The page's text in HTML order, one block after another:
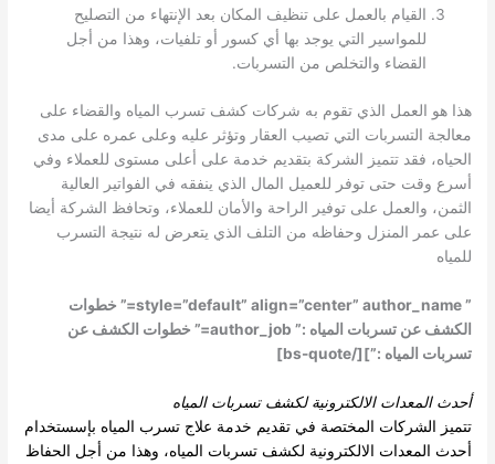
القيام بالعمل على تنظيف المكان بعد الإنتهاء من التصليح
للمواسير التي يوجد بها أي كسور أو تلفيات، وهذا من أجل
القضاء والتخلص من التسربات.
هذا هو العمل الذي تقوم به شركات كشف تسرب المياه والقضاء على
معالجة التسربات التي تصيب العقار وتؤثر عليه وعلى عمره على مدى
الحياه، فقد تتميز الشركة بتقديم خدمة على أعلى مستوى للعملاء وفي
أسرع وقت حتى توفر للعميل المال الذي ينفقه في الفواتير العالية
الثمن، والعمل على توفير الراحة والأمان للعملاء، وتحافظ الشركة أيضا
على عمر المنزل وحفاظه من التلف الذي يتعرض له نتيجة التسرب
للمياه
” style=”default” align=”center” author_name=” خطوات
الكشف عن تسربات المياه :” author_job=” خطوات الكشف عن
تسربات المياه :”][/bs-quote]
أحدث المعدات الالكترونية لكشف تسربات المياه
تتميز الشركات المختصة في تقديم خدمة علاج تسرب المياه بإسستخدام
أحدث المعدات الالكترونية لكشف تسربات المياه، وهذا من أجل الحفاظ